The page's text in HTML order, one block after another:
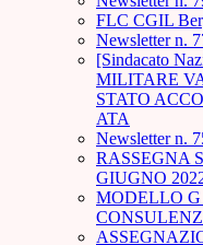
FLC CGIL
Newsletter n.
[Sindacato
MILITARE
STATO
ATA
Newsletter n.
RASSEGNA
GIUGNO
MODELLO G